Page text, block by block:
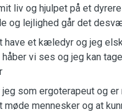
liv og hjulpet på et
og lejlighed går det
have et kæledyr og jeg
håber vi ses og jeg kan
som ergoterapeut og
møde mennesker og at